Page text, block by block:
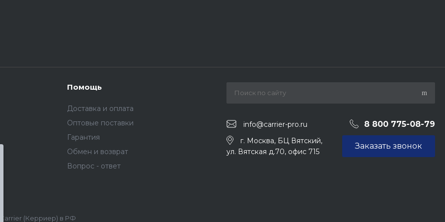
Помощь
Доставка и оплата
Оптовые поставки
Гарантия
Обмен и возврат
Вопрос - ответ
info@carrier-pro.ru 8 800 775-08-79
г. Москва, БЦ Вятский,
ул. Вятская д.70, офис 715
Заказать звонок
(Керриер) в РФ